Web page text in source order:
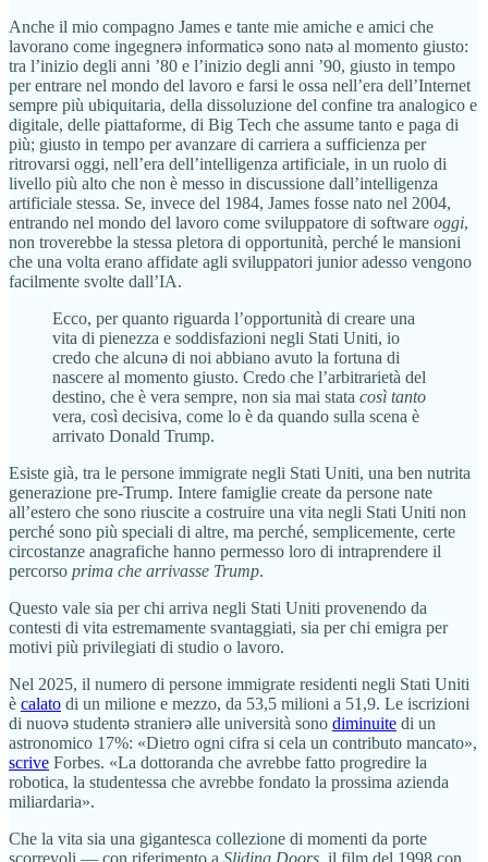
Anche il mio compagno James e tante mie amiche e amici che
lavorano come ingegnerə informaticə sono natə al momento giusto:
tra l’inizio degli anni ’80 e l’inizio degli anni ’90, giusto in tempo
per entrare nel mondo del lavoro e farsi le ossa nell’era dell’Internet
sempre più ubiquitaria, della dissoluzione del confine tra analogico e
digitale, delle piattaforme, di Big Tech che assume tanto e paga di
più; giusto in tempo per avanzare di carriera a sufficienza per
ritrovarsi oggi, nell’era dell’intelligenza artificiale, in un ruolo di
livello più alto che non è messo in discussione dall’intelligenza
artificiale stessa. Se, invece del 1984, James fosse nato nel 2004,
entrando nel mondo del lavoro come sviluppatore di software oggi,
non troverebbe la stessa pletora di opportunità, perché le mansioni
che una volta erano affidate agli sviluppatori junior adesso vengono
facilmente svolte dall’IA.
Ecco, per quanto riguarda l’opportunità di creare una
vita di pienezza e soddisfazioni negli Stati Uniti, io
credo che alcunə di noi abbiano avuto la fortuna di
nascere al momento giusto. Credo che l’arbitrarietà del
destino, che è vera sempre, non sia mai stata così tanto
vera, così decisiva, come lo è da quando sulla scena è
arrivato Donald Trump.
Esiste già, tra le persone immigrate negli Stati Uniti, una ben nutrita
generazione pre-Trump. Intere famiglie create da persone nate
all’estero che sono riuscite a costruire una vita negli Stati Uniti non
perché sono più speciali di altre, ma perché, semplicemente, certe
circostanze anagrafiche hanno permesso loro di intraprendere il
percorso prima che arrivasse Trump.
Questo vale sia per chi arriva negli Stati Uniti provenendo da
contesti di vita estremamente svantaggiati, sia per chi emigra per
motivi più privilegiati di studio o lavoro.
Nel 2025, il numero di persone immigrate residenti negli Stati Uniti
è calato di un milione e mezzo, da 53,5 milioni a 51,9. Le iscrizioni
di nuovə studentə stranierə alle università sono diminuite di un
astronomico 17%: «Dietro ogni cifra si cela un contributo mancato»,
scrive Forbes. «La dottoranda che avrebbe fatto progredire la
robotica, la studentessa che avrebbe fondato la prossima azienda
miliardaria».
Che la vita sia una gigantesca collezione di momenti da porte
scorrevoli — con riferimento a Sliding Doors , il film del 1998 con